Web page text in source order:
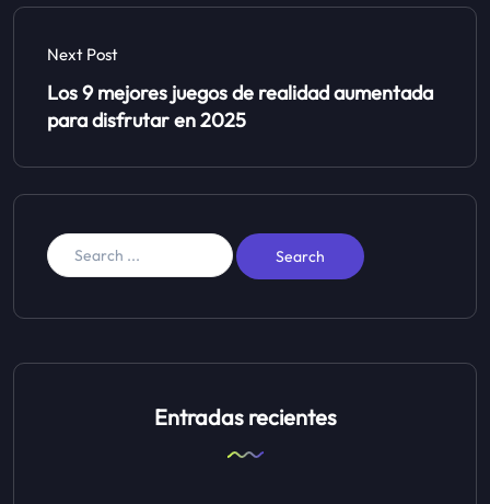
Next Post
Los 9 mejores juegos de realidad aumentada
para disfrutar en 2025
Entradas recientes